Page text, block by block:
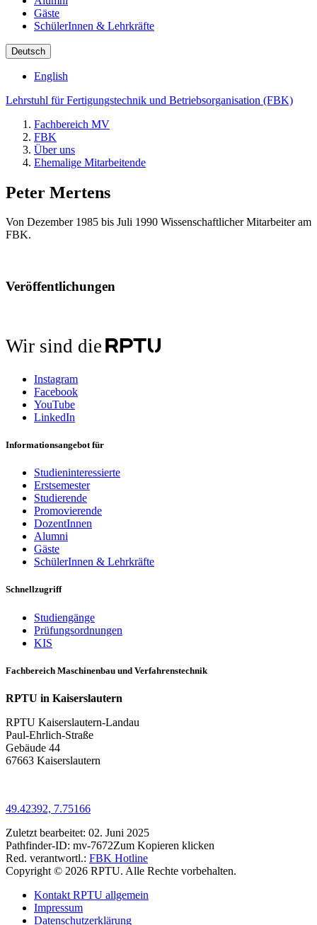
Gäste
SchülerInnen & Lehrkräfte
Deutsch
English
Lehrstuhl für Fertigungstechnik und Betriebsorganisation (FBK)
Fachbereich MV
FBK
Über uns
Ehemalige Mitarbeitende
Peter Mertens
Von Dezember 1985 bis Juli 1990 Wissenschaftlicher Mitarbeiter am
FBK.
Veröffentlichungen
Wir sind die
Instagram
Facebook
YouTube
LinkedIn
Informationsangebot für
Studieninteressierte
Erstsemester
Studierende
Promovierende
DozentInnen
Alumni
Gäste
SchülerInnen & Lehrkräfte
Schnellzugriff
Studiengänge
Prüfungsordnungen
KIS
Fachbereich Maschinenbau und Verfahrenstechnik
RPTU in Kaiserslautern
RPTU Kaiserslautern-Landau
Paul-Ehrlich-Straße
Gebäude 44
67663 Kaiserslautern
49.42392, 7.75166
Zuletzt bearbeitet: 02. Juni 2025
Pathfinder-ID: mv-7672Zum Kopieren klicken
Red. verantwortl.: FBK Hotline
Copyright © 2026 RPTU. Alle Rechte vorbehalten.
Kontakt RPTU allgemein
Impressum
Datenschutzerklärung